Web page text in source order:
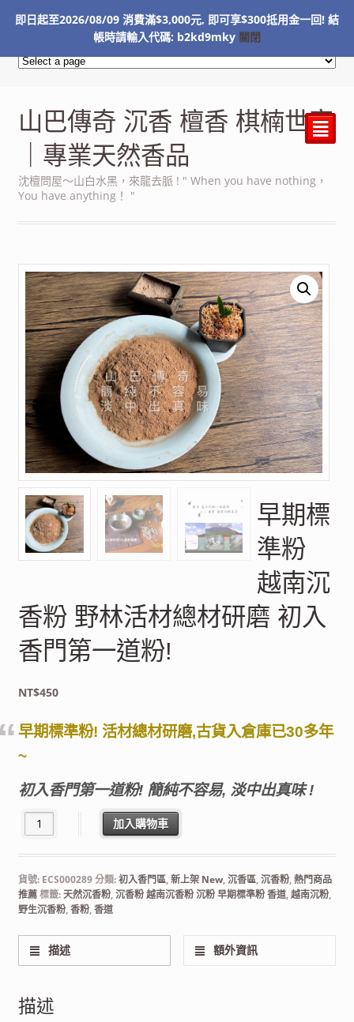
山巴傳奇 沉香 檀香 棋楠世家
｜專業天然香品
沈檀問屋～山白水黑，來龍去脈 ! " When you have nothing，
You have anything！ "
²
早期標
準粉
越南沉
香粉 野林活材總材研磨 初入
香門第一道粉!
NT$450
早期標準粉! 活材總材研磨,古貨入倉庫已30多年
~
初入香門第一道粉! 簡純不容易, 淡中出真味 !
早期標準粉 越南沉香粉 野林活材總材研磨 初入香門第一道粉! 數量
加入購物車
貨號: ECS000289分類:初入香門區,新上架 New,沉香區,沉香粉,熱門商品
推薦標籤:天然沉香粉,沉香粉 越南沉香粉 沉粉 早期標準粉 香道,越南沉粉,
野生沉香粉,香粉,香道
描述 額外資訊
描述
即日起至2026/08/09 消費滿$3,000元, 即可享$300抵用金一回! 結
帳時請輸入代碼: b2kd9mky 關閉